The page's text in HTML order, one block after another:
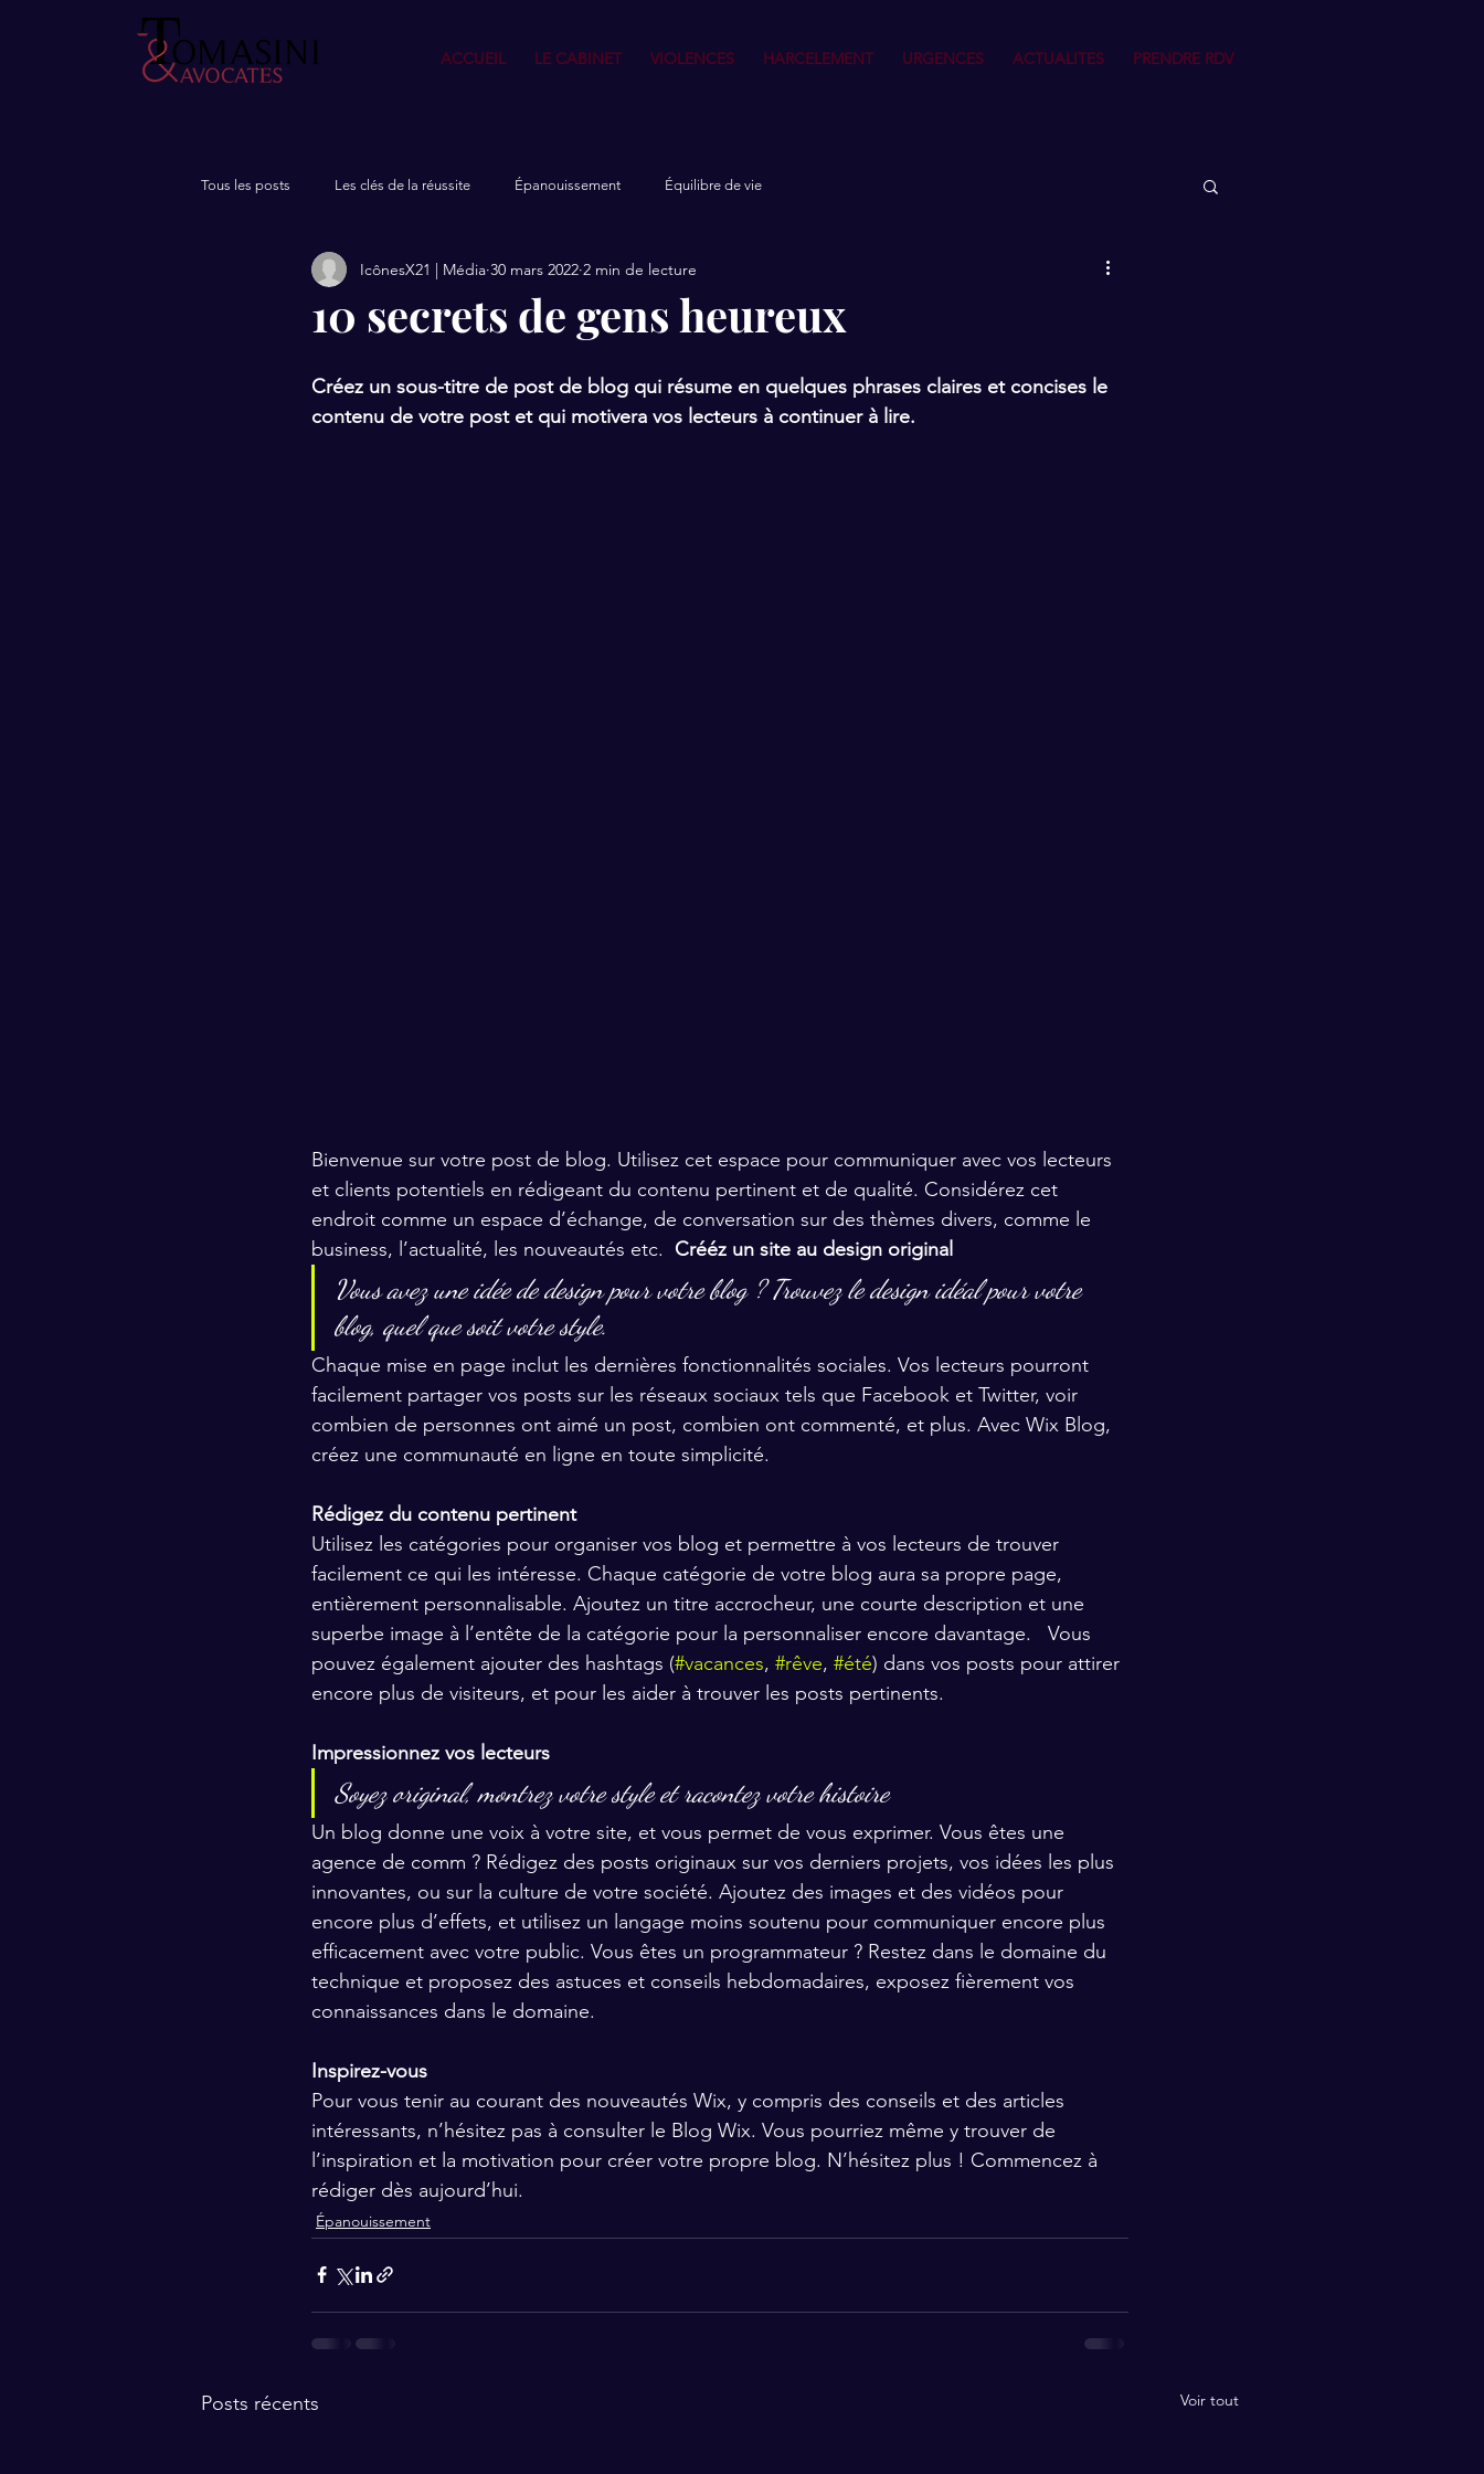
ACCUEIL LE CABINET VIOLENCES HARCELEMENT URGENCES ACTUALITES PRENDRE RDV
Tous les posts Les clés de la réussite Épanouissement Équilibre de vie
10 secrets de gens heureux
IcônesX21 | Média 30 mars 2022 2 min de lecture
Créez un sous-titre de post de blog qui résume en quelques phrases claires et concises le
contenu de votre post et qui motivera vos lecteurs à continuer à lire.
Bienvenue sur votre post de blog. Utilisez cet espace pour communiquer avec vos lecteurs
et clients potentiels en rédigeant du contenu pertinent et de qualité. Considérez cet
endroit comme un espace d’échange, de conversation sur des thèmes divers, comme le
business, l’actualité, les nouveautés etc. Crééz un site au design original
Vous avez une idée de design pour votre blog ? Trouvez le design idéal pour votre
blog, quel que soit votre style.
Chaque mise en page inclut les dernières fonctionnalités sociales. Vos lecteurs pourront
facilement partager vos posts sur les réseaux sociaux tels que Facebook et Twitter, voir
combien de personnes ont aimé un post, combien ont commenté, et plus. Avec Wix Blog,
créez une communauté en ligne en toute simplicité.
Rédigez du contenu pertinent
Utilisez les catégories pour organiser vos blog et permettre à vos lecteurs de trouver
facilement ce qui les intéresse. Chaque catégorie de votre blog aura sa propre page,
entièrement personnalisable. Ajoutez un titre accrocheur, une courte description et une
superbe image à l’entête de la catégorie pour la personnaliser encore davantage.   Vous
pouvez également ajouter des hashtags (#vacances, #rêve, #été) dans vos posts pour attirer
encore plus de visiteurs, et pour les aider à trouver les posts pertinents.
Impressionnez vos lecteurs
Soyez original, montrez votre style et racontez votre histoire
Un blog donne une voix à votre site, et vous permet de vous exprimer. Vous êtes une
agence de comm ? Rédigez des posts originaux sur vos derniers projets, vos idées les plus
innovantes, ou sur la culture de votre société. Ajoutez des images et des vidéos pour
encore plus d’effets, et utilisez un langage moins soutenu pour communiquer encore plus
efficacement avec votre public. Vous êtes un programmateur ? Restez dans le domaine du
technique et proposez des astuces et conseils hebdomadaires, exposez fièrement vos
connaissances dans le domaine.
Inspirez-vous
Pour vous tenir au courant des nouveautés Wix, y compris des conseils et des articles
intéressants, n’hésitez pas à consulter le Blog Wix. Vous pourriez même y trouver de
l’inspiration et la motivation pour créer votre propre blog. N’hésitez plus ! Commencez à
rédiger dès aujourd’hui.
Épanouissement
Posts récents Voir tout